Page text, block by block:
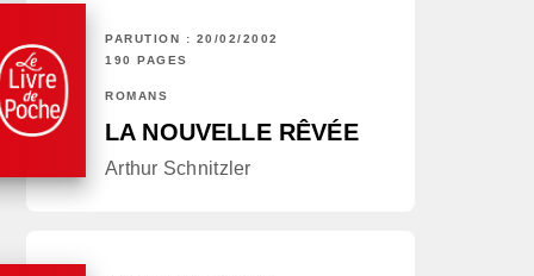
PARUTION : 20/02/2002
190 PAGES
ROMANS
LA NOUVELLE RÊVÉE
Arthur Schnitzler